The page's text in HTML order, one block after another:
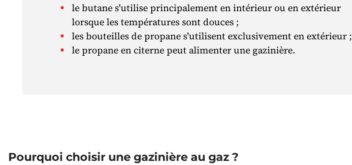
le butane s'utilise principalement en intérieur ou en extérieur
lorsque les températures sont douces ;
les bouteilles de propane s'utilisent exclusivement en extérieur ;
le propane en citerne peut alimenter une gazinière.
Pourquoi choisir une gazinière au gaz ?